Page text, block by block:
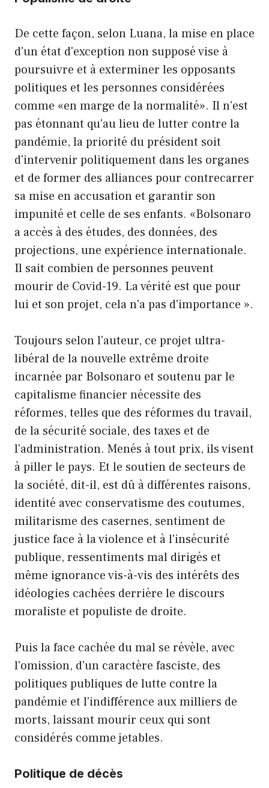
De cette façon, selon Luana, la mise en place
d'un état d'exception non supposé vise à
poursuivre et à exterminer les opposants
politiques et les personnes considérées
comme «en marge de la normalité». Il n'est
pas étonnant qu'au lieu de lutter contre la
pandémie, la priorité du président soit
d'intervenir politiquement dans les organes
et de former des alliances pour contrecarrer
sa mise en accusation et garantir son
impunité et celle de ses enfants. «Bolsonaro
a accès à des études, des données, des
projections, une expérience internationale.
Il sait combien de personnes peuvent
mourir de Covid-19. La vérité est que pour
lui et son projet, cela n'a pas d'importance ».
Toujours selon l'auteur, ce projet ultra-
libéral de la nouvelle extrême droite
incarnée par Bolsonaro et soutenu par le
capitalisme financier nécessite des
réformes, telles que des réformes du travail,
de la sécurité sociale, des taxes et de
l'administration. Menés à tout prix, ils visent
à piller le pays. Et le soutien de secteurs de
la société, dit-il, est dû à différentes raisons,
identité avec conservatisme des coutumes,
militarisme des casernes, sentiment de
justice face à la violence et à l'insécurité
publique, ressentiments mal dirigés et
même ignorance vis-à-vis des intérêts des
idéologies cachées derrière le discours
moraliste et populiste de droite.
Puis la face cachée du mal se révèle, avec
l'omission, d'un caractère fasciste, des
politiques publiques de lutte contre la
pandémie et l'indifférence aux milliers de
morts, laissant mourir ceux qui sont
considérés comme jetables.
Politique de décès